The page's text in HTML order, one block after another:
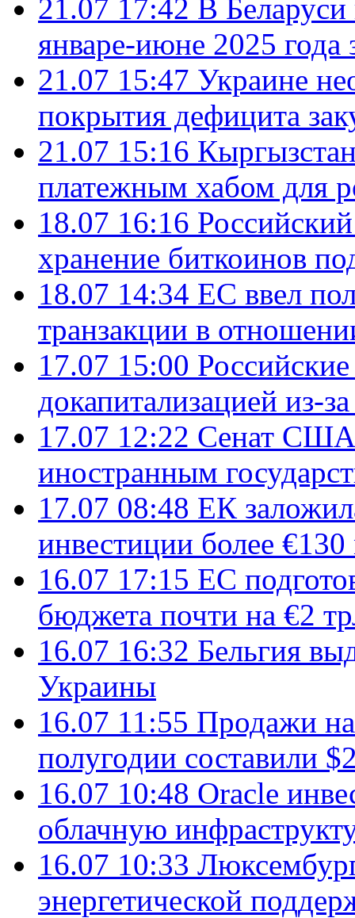
21.07 17:42 В Беларуси
январе-июне 2025 года
21.07 15:47 Украине
покрытия дефицита
21.07 15:16
платежным хабом для
18.07 16:16
хранение биткоинов
18.07 14:34 ЕС ввел
транзакции в
17.07 15:00
докапитализацией из-
17.07 12:22 Сенат США
иностранным
17.07 08:48 ЕК
инвестиции более
16.07 17:15 ЕС
бюджета почти на €2
16.07 16:32 Бельгия
Украины
16.07 11:55 Продажи
полугодии составили
16.07 10:48 Oracle
облачную
16.07 10:33
энергетической